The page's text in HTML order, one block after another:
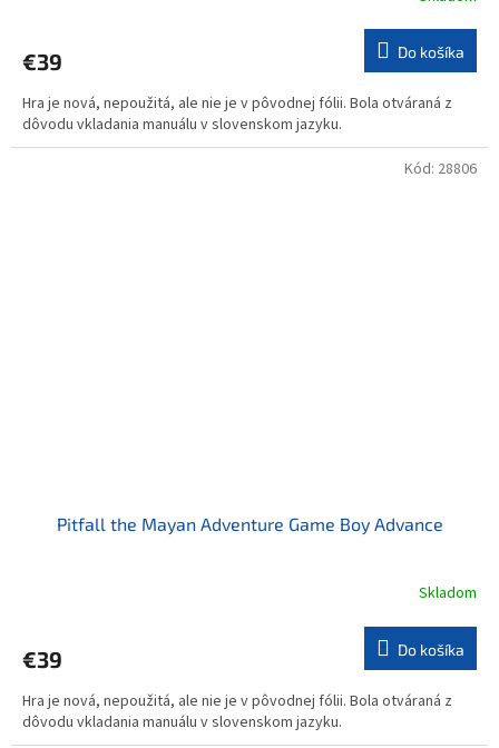
€39 Do košíka
Hra je nová, nepoužitá, ale nie je v pôvodnej fólii. Bola otváraná z
dôvodu vkladania manuálu v slovenskom jazyku.
Pitfall the Mayan Adventure Game Boy Advance
Skladom
€39 Do košíka
Hra je nová, nepoužitá, ale nie je v pôvodnej fólii. Bola otváraná z
dôvodu vkladania manuálu v slovenskom jazyku.
Kód: 28806